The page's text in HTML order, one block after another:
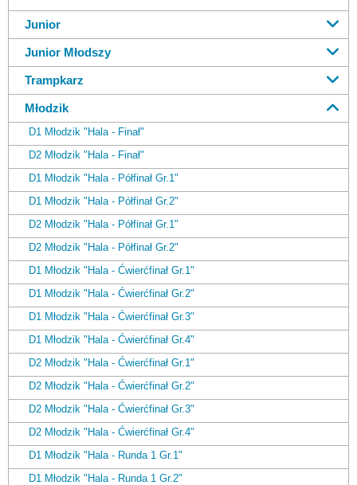
Junior
Junior Młodszy
Trampkarz
Młodzik
D1 Młodzik "Hala - Finał"
D2 Młodzik "Hala - Finał"
D1 Młodzik "Hala - Półfinał Gr.1"
D1 Młodzik "Hala - Półfinał Gr.2"
D2 Młodzik "Hala - Półfinał Gr.1"
D2 Młodzik "Hala - Półfinał Gr.2"
D1 Młodzik "Hala - Ćwierćfinał Gr.1"
D1 Młodzik "Hala - Ćwierćfinał Gr.2"
D1 Młodzik "Hala - Ćwierćfinał Gr.3"
D1 Młodzik "Hala - Ćwierćfinał Gr.4"
D2 Młodzik "Hala - Ćwierćfinał Gr.1"
D2 Młodzik "Hala - Ćwierćfinał Gr.2"
D2 Młodzik "Hala - Ćwierćfinał Gr.3"
D2 Młodzik "Hala - Ćwierćfinał Gr.4"
D1 Młodzik "Hala - Runda 1 Gr.1"
D1 Młodzik "Hala - Runda 1 Gr.2"